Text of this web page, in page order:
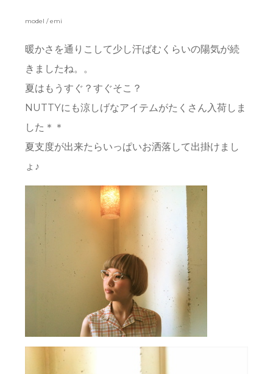
model / emi
暖かさを通りこして少し汗ばむくらいの陽気が続
きましたね。。
夏はもうすぐ？すぐそこ？
NUTTYにも涼しげなアイテムがたくさん入荷しま
した＊＊
夏支度が出来たらいっぱいお洒落して出掛けまし
ょ♪